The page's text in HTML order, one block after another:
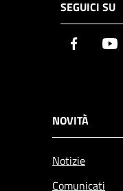
SEGUICI SU
Facebook
NOVITÀ
Notizie
Comunicati